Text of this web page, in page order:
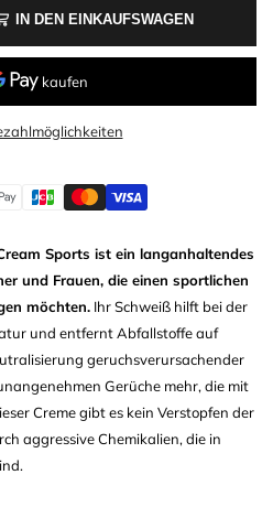
IN DEN EINKAUFSWAGEN
Sports ist ein langanhaltendes
und Frauen, die einen sportlichen
möchten. Ihr Schweiß hilft bei der
und entfernt Abfallstoffe auf
geruchsverursachender
Gerüche mehr, die mit
Creme gibt es kein Verstopfen der
aggressive Chemikalien, die in